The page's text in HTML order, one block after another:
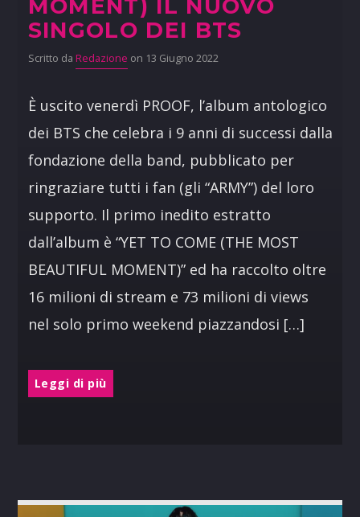
MOMENT) IL NUOVO
SINGOLO DEI BTS
Scritto da Redazione on 13 Giugno 2022
È uscito venerdì PROOF, l’album antologico
dei BTS che celebra i 9 anni di successi dalla
fondazione della band, pubblicato per
ringraziare tutti i fan (gli “ARMY”) del loro
supporto. Il primo inedito estratto
dall’album è “YET TO COME (THE MOST
BEAUTIFUL MOMENT)” ed ha raccolto oltre
16 milioni di stream e 73 milioni di views
nel solo primo weekend piazzandosi […]
Leggi di più